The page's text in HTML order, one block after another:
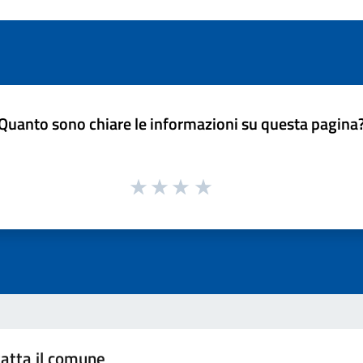
sono chiare le informazioni su questa
il comune